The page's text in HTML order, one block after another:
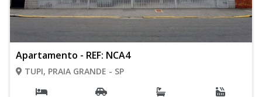
Apartamento - REF: NCA4
TUPI, PRAIA GRANDE - SP